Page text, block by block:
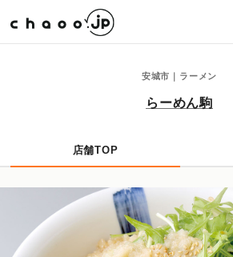
安城市｜ラーメン
らーめん駒
店舗TOP